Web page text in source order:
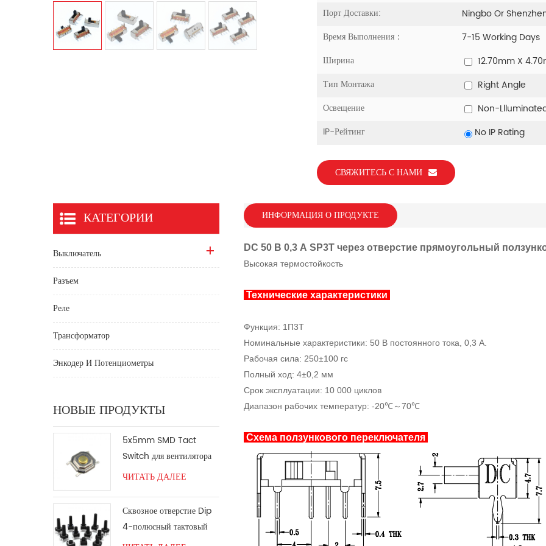
Порт Доставки:
Ningbo Or
Время Выполнения：
7-15 Working Days
Ширина
12.70mm X
Тип Монтажа
Right Angle
Освещение
Non-
IP-Рейтинг
No IP Rating
СВЯЖИТЕСЬ С НАМИ
ИНФОРМАЦИЯ О ПРОДУКТЕ
DC 50 В 0,3 А SP3T через отверстие прямоугольный
Высокая термостойкость
Технические характеристики
Функция: 1П3Т
Номинальные характеристики: 50 В постоянного тока, 0,3 А.
Рабочая сила: 250±100 гс
Полный ход: 4±0,2 мм
Срок эксплуатации: 10 000 циклов
Диапазон рабочих температур: -20℃～70℃
Схема ползункового переключателя
КАТЕГОРИИ
Выключатель
Разъем
Реле
Трансформатор
Энкодер И Потенциометры
НОВЫЕ ПРОДУКТЫ
5x5mm SMD Tact
Switch для вентилятора
ЧИТАТЬ ДАЛЕЕ
Сквозное отверстие Dip
4-полюсный тактовый
переключатель 6*6